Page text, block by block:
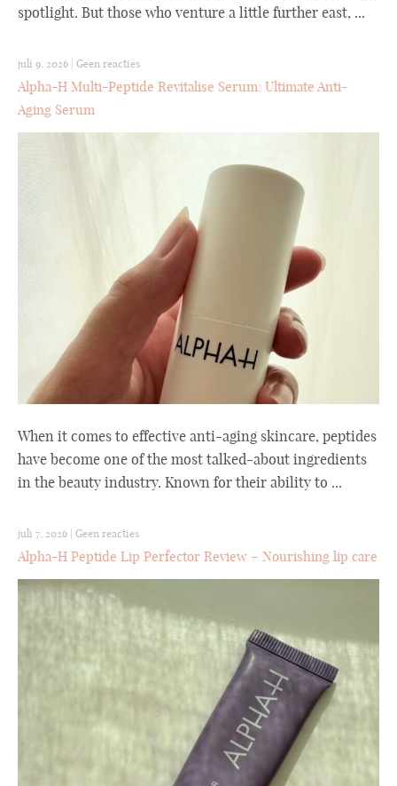
spotlight. But those who venture a little further east, ...
juli 9, 2026 Geen reacties
Alpha-H Multi-Peptide Revitalise Serum: Ultimate Anti-
Aging Serum
When it comes to effective anti-aging skincare, peptides
have become one of the most talked-about ingredients
in the beauty industry. Known for their ability to ...
juli 7, 2026 Geen reacties
Alpha-H Peptide Lip Perfector Review – Nourishing lip care